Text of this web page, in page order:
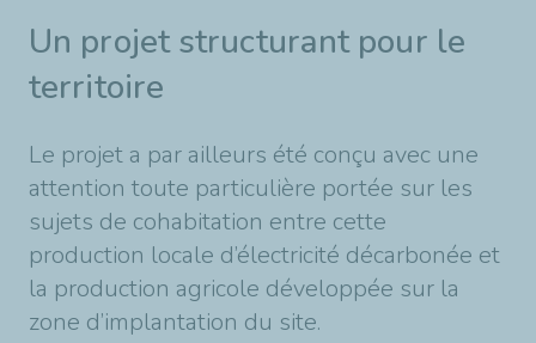
Un projet structurant pour le
territoire
Le projet a par ailleurs été conçu avec une
attention toute particulière portée sur les
sujets de cohabitation entre cette
production locale d’électricité décarbonée et
la production agricole développée sur la
zone d’implantation du site.